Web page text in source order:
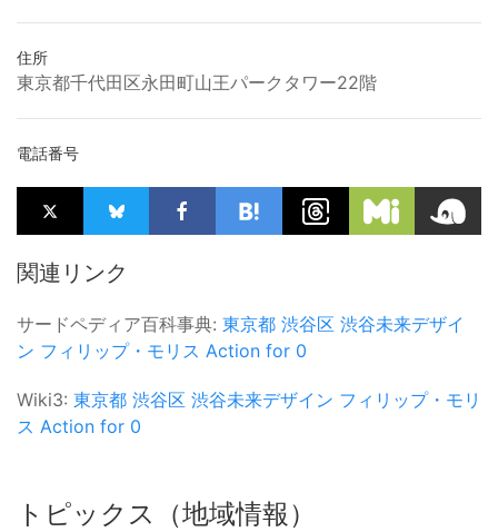
住所
東京都千代田区永田町山王パークタワー22階
電話番号
関連リンク
サードペディア百科事典: 東京都 渋谷区 渋谷未来デザイ
ン フィリップ・モリス Action for 0
Wiki3: 東京都 渋谷区 渋谷未来デザイン フィリップ・モリ
ス Action for 0
トピックス（地域情報）